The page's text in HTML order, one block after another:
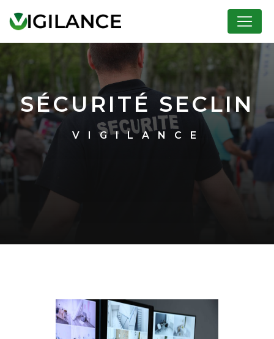
SÉCURITÉ SECLIN
VIGILANCE